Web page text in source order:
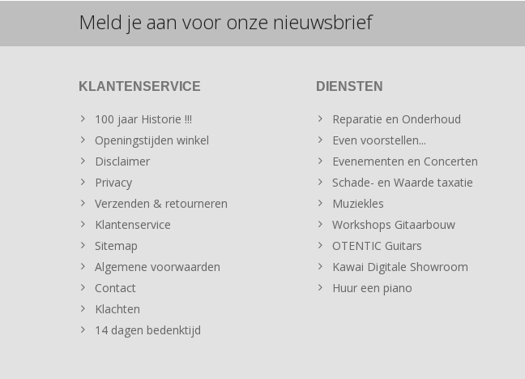
Meld je aan voor onze nieuwsbrief
KLANTENSERVICE
100 jaar Historie !!!
Openingstijden winkel
Disclaimer
Privacy
Verzenden & retourneren
Klantenservice
Sitemap
Algemene voorwaarden
Contact
Klachten
14 dagen bedenktijd
DIENSTEN
Reparatie en Onderhoud
Even voorstellen...
Evenementen en Concerten
Schade- en Waarde taxatie
Muziekles
Workshops Gitaarbouw
OTENTIC Guitars
Kawai Digitale Showroom
Huur een piano